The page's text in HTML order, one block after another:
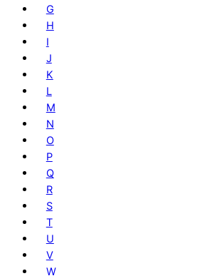
G
H
I
J
K
L
M
N
O
P
Q
R
S
T
U
V
W